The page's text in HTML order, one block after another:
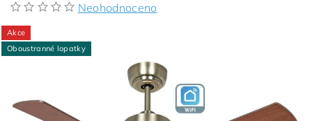
Neohodnoceno
Akce
Oboustranné lopatky